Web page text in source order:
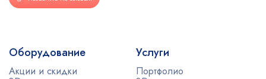
Оборудование
Акции и скидки
Услуги
Портфолио